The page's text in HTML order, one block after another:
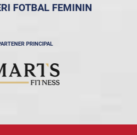
FOTBAL FEMININ
PRINCIPAL